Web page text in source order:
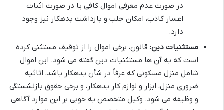
در صورت عدم معرفی اموال کافی یا در صورت اثبات
اعسار کاذب، امکان جلب و بازداشت بدهکار نیز وجود
دارد.
مستثنیات دین: قانون، برخی اموال را از توقیف مستثنی کرده
است که به آن ها مستثنیات دین گفته می شود. این اموال
شامل منزل مسکونی که عرفاً در شأن بدهکار باشد، اثاثیه
ضروری منزل، ابزار و لوازم کار بدهکار، و برخی حقوق بازنشستگی
و وظیفه می شود. وکیل متخصص به خوبی بر این موارد آگاهی